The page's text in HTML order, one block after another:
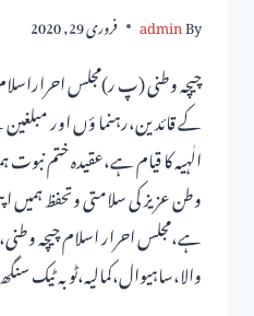
By
admin فروری 29, 2020
چیچہ وطنی (پ ر)مجلس
کے قائدین،رہنما ؤں اور
الٰہیہ کا قیام ہے،عقیدہ ختم
وطن عزیز کی سلامتی وتحفظ ہمیں
ہے،مجلس احرار اسلام چیچہ
والا،ساہیوال،کمالیہ،ٹوبہ ٹیک